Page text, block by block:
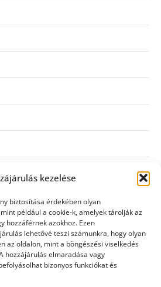
kezelése
biztosítása érdekében olyan
például a cookie-k, amelyek tárolják az
hozzáférnek azokhoz. Ezen
lehetővé teszi számunkra, hogy olyan
az oldalon, mint a böngészési viselkedés
hozzájárulás elmaradása vagy
bizonyos funkciókat és